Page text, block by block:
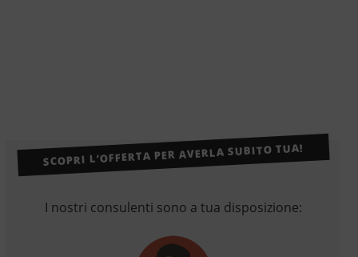
SCOPRI L’OFFERTA PER AVERLA SUBITO TUA!
I nostri consulenti sono a tua disposizione: